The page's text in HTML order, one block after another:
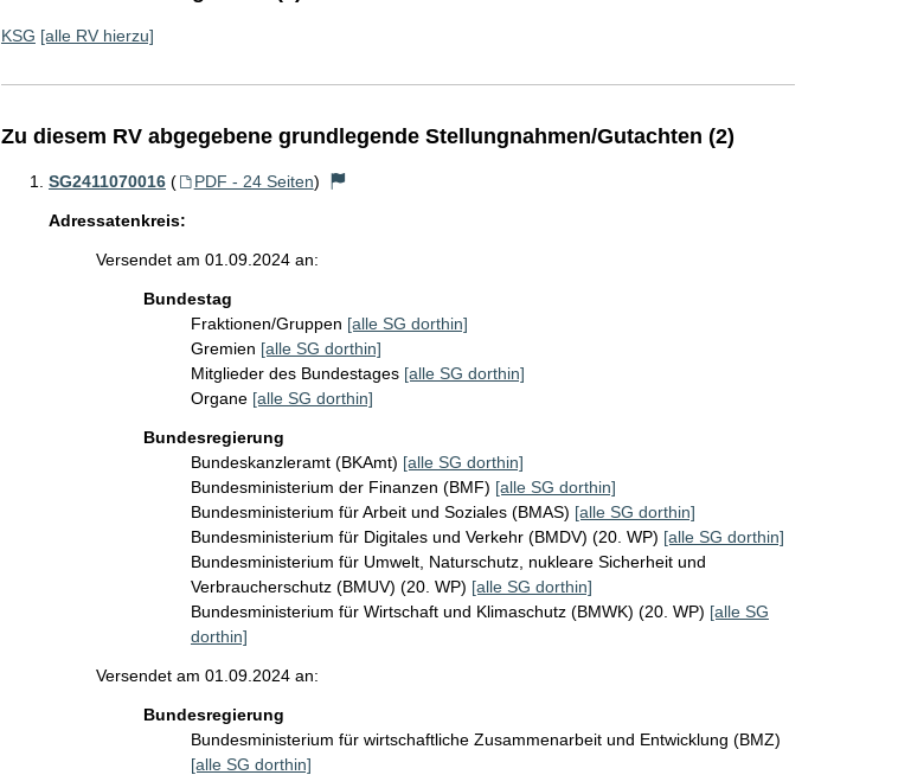
KSG [alle RV hierzu]
Zu diesem RV abgegebene grundlegende Stellungnahmen/Gutachten (2)
SG2411070016 ( PDF - 24 Seiten)
Adressatenkreis:
Versendet am 01.09.2024 an:
Bundestag
Fraktionen/Gruppen [alle SG dorthin]
Gremien [alle SG dorthin]
Mitglieder des Bundestages [alle SG dorthin]
Organe [alle SG dorthin]
Bundesregierung
Bundeskanzleramt (BKAmt) [alle SG dorthin]
Bundesministerium der Finanzen (BMF) [alle SG dorthin]
Bundesministerium für Arbeit und Soziales (BMAS) [alle SG dorthin]
Bundesministerium für Digitales und Verkehr (BMDV) (20. WP) [alle SG dorthin]
Bundesministerium für Umwelt, Naturschutz, nukleare Sicherheit und
Verbraucherschutz (BMUV) (20. WP) [alle SG dorthin]
Bundesministerium für Wirtschaft und Klimaschutz (BMWK) (20. WP) [alle SG
dorthin]
Versendet am 01.09.2024 an:
Bundesregierung
Bundesministerium für wirtschaftliche Zusammenarbeit und Entwicklung (BMZ)
[alle SG dorthin]